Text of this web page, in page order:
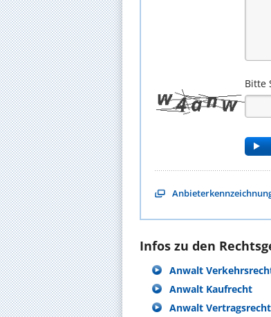
Bitte
Infos zu den
Anwalt
Anwalt Kaufrecht
Anwalt Vertragsrecht